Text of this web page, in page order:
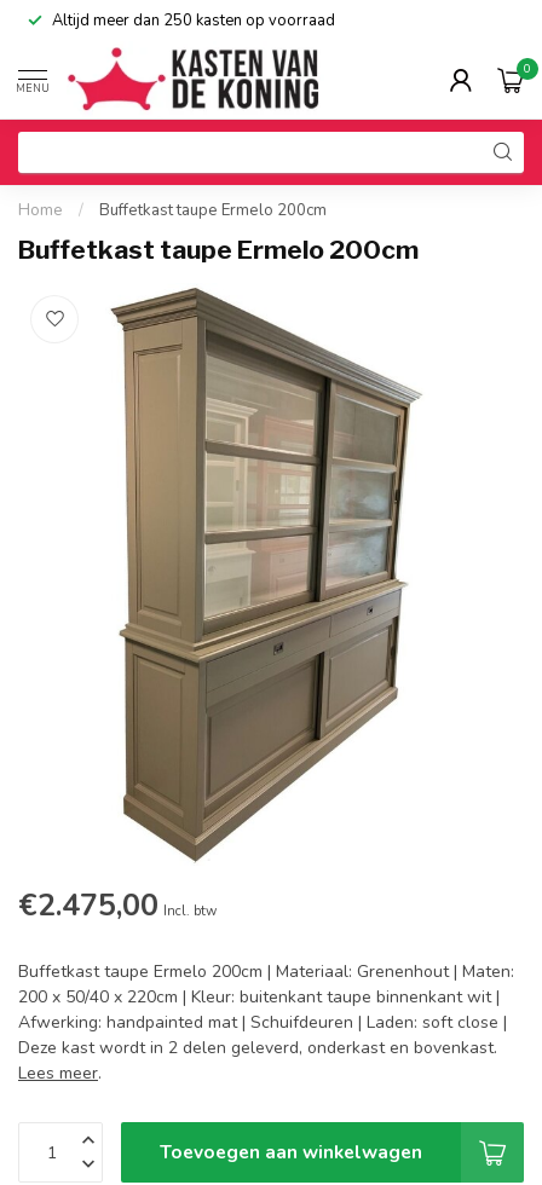
Altijd meer dan 250 kasten op voorraad
MENU
0
Home / Buffetkast taupe Ermelo 200cm
Buffetkast taupe Ermelo 200cm
€2.475,00 Incl. btw
Buffetkast taupe Ermelo 200cm | Materiaal: Grenenhout | Maten:
200 x 50/40 x 220cm | Kleur: buitenkant taupe binnenkant wit |
Afwerking: handpainted mat | Schuifdeuren | Laden: soft close |
Deze kast wordt in 2 delen geleverd, onderkast en bovenkast.
Lees meer.
Toevoegen aan winkelwagen